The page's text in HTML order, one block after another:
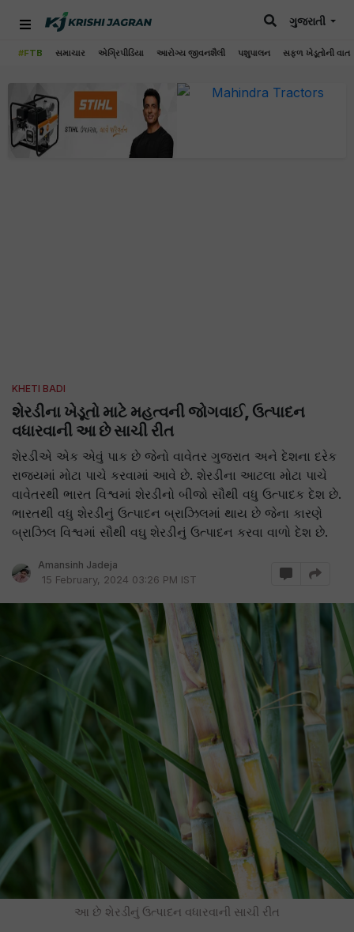
#FTB સમાચાર એગ્રિપીડિયા આરોગ્ય જીવનશૈલી પશુપાલન સફળ ખેડૂતોની વાત
ગુજરાતી
KHETI BADI
શેરડીના ખેડૂતો માટે મહત્વની જોગવાઈ, ઉત્પાદન
વધારવાની આ છે સાચી રીત
શેરડીએ એક એવું પાક છે જેનો વાવેતર ગુજરાત અને દેશના દરેક
રાજ્યમાં મોટા પાચે કરવામાં આવે છે. શેરડીના આટલા મોટા પાચે
વાવેતરથી ભારત વિશ્વમાં શેરડીનો બીજો સૌથી વધુ ઉત્પાદક દેશ છે.
ભારતથી વધુ શેરડીનું ઉત્પાદન બ્રાઝિલમાં થાય છે જેના કારણે
બ્રાઝિલ વિશ્વમાં સૌથી વઘુ શેરડીનું ઉત્પાદન કરવા વાળો દેશ છે.
Amansinh Jadeja
15 February, 2024 03:26 PM IST
આ છે શેરડીનું ઉત્પાદન વધારવાની સાચી રીત